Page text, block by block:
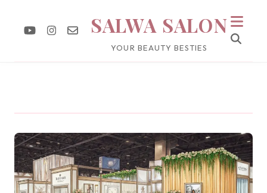
SALWA SALON
YOUR BEAUTY BESTIES